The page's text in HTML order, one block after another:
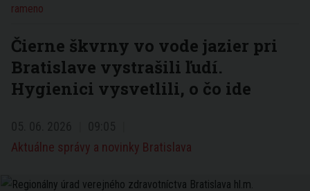
Čierne škvrny vo vode jazier pri
Bratislave vystrašili ľudí.
Hygienici vysvetlili, o čo ide
Aktuálne správy a novinky Bratislava